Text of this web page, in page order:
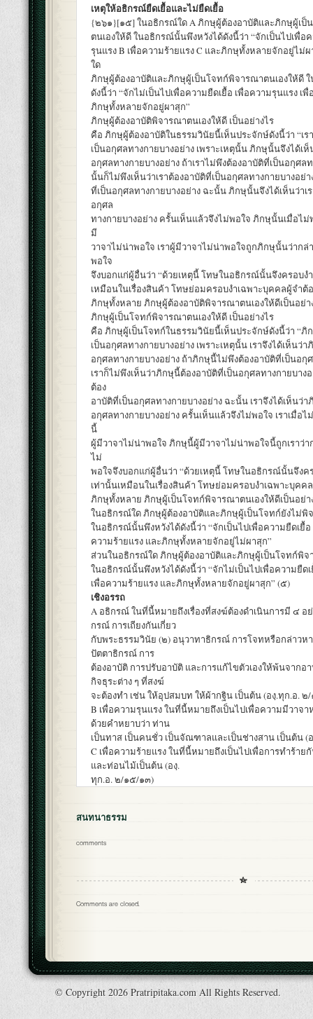
เหตุให้อธิกรณ์ยืดเยื้อและไม่ยืดเยื้อ
{๒๖๑}[๑๕] ในอธิกรณ์ใด A ภิกษุผู้ต้องอาบัติและภิกษุผู้เป็
ตนเองให้ดี ในอธิกรณ์นั้นพึงหวังได้ดังนี้ว่า “จักเป็นไปเพื่อ
รุนแรง B เพื่อความร้ายแรง C และภิกษุทั้งหลายจักอยู่ไม่
ใด
ภิกษุผู้ต้องอาบัติและภิกษุผู้เป็นโจทก์พิจารณาตนเองให้ดี
ดังนี้ว่า “จักไม่เป็นไปเพื่อความยืดเยื้อ เพื่อความรุนแรง เ
ภิกษุทั้งหลายจักอยู่ผาสุก”
ภิกษุผู้ต้องอาบัติพิจารณาตนเองให้ดี เป็นอย่างไร
คือ ภิกษุผู้ต้องอาบัติในธรรมวินัยนี้เห็นประจักษ์ดังนี้ว่า “เร
เป็นอกุศลทางกายบางอย่าง เพราะเหตุนั้น ภิกษุนั้นจึงได้เห็
อกุศลทางกายบางอย่าง ถ้าเราไม่พึงต้องอาบัติที่เป็นอกุศล
นั้นก็ไม่พึงเห็นว่าเราต้องอาบัติที่เป็นอกุศลทางกายบางอย่า
ที่เป็นอกุศลทางกายบางอย่าง ฉะนั้น ภิกษุนั้นจึงได้เห็นว่าเ
อกุศล
ทางกายบางอย่าง ครั้นเห็นแล้วจึงไม่พอใจ ภิกษุนั้นเมื่อไม่
มี
วาจาไม่น่าพอใจ เราผู้มีวาจาไม่น่าพอใจถูกภิกษุนั้นว่ากล่
พอใจ
จึงบอกแก่ผู้อื่นว่า “ด้วยเหตุนี้ โทษในอธิกรณ์นั้นจึงครอบงำ
เหมือนในเรื่องสินค้า โทษย่อมครอบงำเฉพาะบุคคลผู้จำต้
ภิกษุทั้งหลาย ภิกษุผู้ต้องอาบัติพิจารณาตนเองให้ดีเป็นอย่
ภิกษุผู้เป็นโจทก์พิจารณาตนเองให้ดี เป็นอย่างไร
คือ ภิกษุผู้เป็นโจทก์ในธรรมวินัยนี้เห็นประจักษ์ดังนี้ว่า “ภิ
เป็นอกุศลทางกายบางอย่าง เพราะเหตุนั้น เราจึงได้เห็นว่
อกุศลทางกายบางอย่าง ถ้าภิกษุนี้ไม่พึงต้องอาบัติที่เป็นอกุ
เราก็ไม่พึงเห็นว่าภิกษุนี้ต้องอาบัติที่เป็นอกุศลทางกายบาง
ต้อง
อาบัติที่เป็นอกุศลทางกายบางอย่าง ฉะนั้น เราจึงได้เห็นว่
อกุศลทางกายบางอย่าง ครั้นเห็นแล้วจึงไม่พอใจ เราเมื่อ
นี้
ผู้มีวาจาไม่น่าพอใจ ภิกษุนี้ผู้มีวาจาไม่น่าพอใจนี้ถูกเราว่า
ไม่
พอใจจึงบอกแก่ผู้อื่นว่า “ด้วยเหตุนี้ โทษในอธิกรณ์นั้นจึงคร
เท่านั้นเหมือนในเรื่องสินค้า โทษย่อมครอบงำเฉพาะบุคค
ภิกษุทั้งหลาย ภิกษุผู้เป็นโจทก์พิจารณาตนเองให้ดีเป็นอย่
ในอธิกรณ์ใด ภิกษุผู้ต้องอาบัติและภิกษุผู้เป็นโจทก์ยังไม่พิ
ในอธิกรณ์นั้นพึงหวังได้ดังนี้ว่า “จักเป็นไปเพื่อความยืดเยื้อ
ความร้ายแรง และภิกษุทั้งหลายจักอยู่ไม่ผาสุก”
ส่วนในอธิกรณ์ใด ภิกษุผู้ต้องอาบัติและภิกษุผู้เป็นโจทก์พิจ
ในอธิกรณ์นั้นพึงหวังได้ดังนี้ว่า “จักไม่เป็นไปเพื่อความยืด
เพื่อความร้ายแรง และภิกษุทั้งหลายจักอยู่ผาสุก” (๕)
เชิงอรรถ
A อธิกรณ์ ในที่นี้หมายถึงเรื่องที่สงฆ์ต้องดำเนินการมี ๔ อ
กรณ์ การเถียงกันเกี่ยว
กับพระธรรมวินัย (๒) อนุวาทาธิกรณ์ การโจทหรือกล่าวห
ปัตตาธิกรณ์ การ
ต้องอาบัติ การปรับอาบัติ และการแก้ไขตัวเองให้พ้นจาก
กิจธุระต่าง ๆ ที่สงฆ์
จะต้องทำ เช่น ให้อุปสมบท ให้ผ้ากฐิน เป็นต้น (องฺ.ทุก.อ.
B เพื่อความรุนแรง ในที่นี้หมายถึงเป็นไปเพื่อความมีวาจ
ด้วยคำหยาบว่า ท่าน
เป็นทาส เป็นคนชั่ว เป็นจัณฑาลและเป็นช่างสาน เป็นต้น
C เพื่อความร้ายแรง ในที่นี้หมายถึงเป็นไปเพื่อการทำร้า
และท่อนไม้เป็นต้น (องฺ.
ทุก.อ. ๒/๑๕/๑๓)
สนทนาธรรม
comments
Comments are closed.
© Copyright 2026 Pratripitaka.com All Rights Reserved.